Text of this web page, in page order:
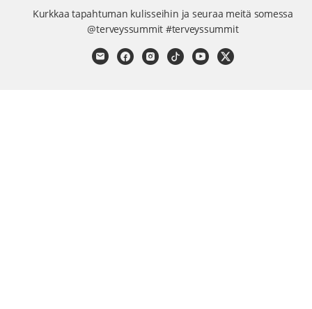
Kurkkaa tapahtuman kulisseihin ja seuraa meitä somessa
@terveyssummit #terveyssummit